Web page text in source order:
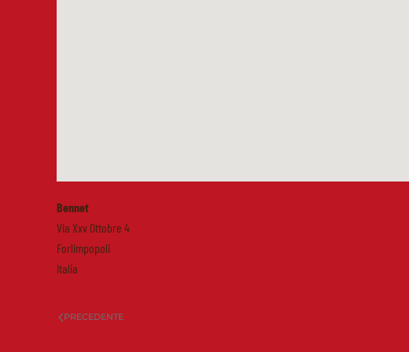
Bennet
Via Xxv Ottobre 4
Forlimpopoli
Italia
PRECEDENTE